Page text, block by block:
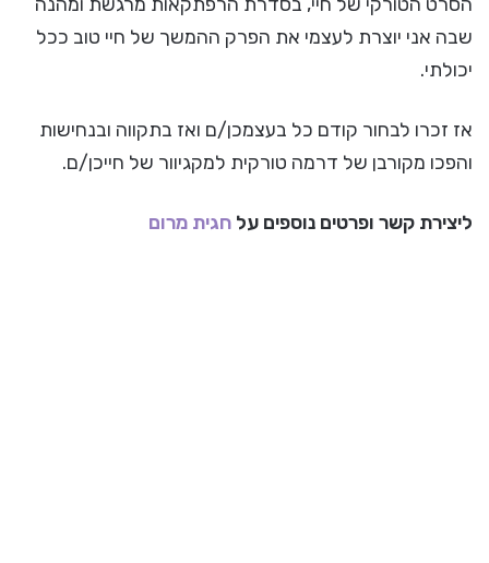
שבה אני יוצרת לעצמי את הפרק ההמשך של חיי טוב ככל
יכולתי.
אז זכרו לבחור קודם כל בעצמכן/ם ואז בתקווה ובנחישות
והפכו מקורבן של דרמה טורקית למקגיוור של חייכן/ם.
ליצירת קשר ופרטים נוספים על חגית מרום